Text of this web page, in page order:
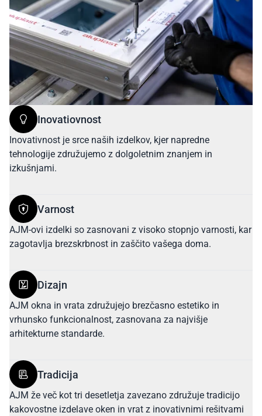
Inovatiovnost
Inovativnost je srce naših izdelkov, kjer napredne
tehnologije združujemo z dolgoletnim znanjem in
izkušnjami.
Varnost
AJM-ovi izdelki so zasnovani z visoko stopnjo varnosti, kar
zagotavlja brezskrbnost in zaščito vašega doma.
Dizajn
AJM okna in vrata združujejo brezčasno estetiko in
vrhunsko funkcionalnost, zasnovana za najvišje
arhitekturne standarde.
Tradicija
AJM že več kot tri desetletja zavezano združuje tradicijo
kakovostne izdelave oken in vrat z inovativnimi rešitvami